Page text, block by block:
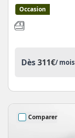
Occasion
Dès311€/ mois
Comparer